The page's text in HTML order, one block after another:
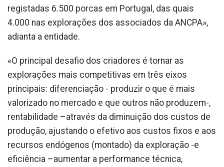
registadas 6.500 porcas em Portugal, das quais
4.000 nas explorações dos associados da ANCPA»,
adianta a entidade.
«O principal desafio dos criadores é tornar as
explorações mais competitivas em três eixos
principais: diferenciação - produzir o que é mais
valorizado no mercado e que outros não produzem-,
rentabilidade –através da diminuição dos custos de
produção, ajustando o efetivo aos custos fixos e aos
recursos endógenos (montado) da exploração -e
eficiência –aumentar a performance técnica,